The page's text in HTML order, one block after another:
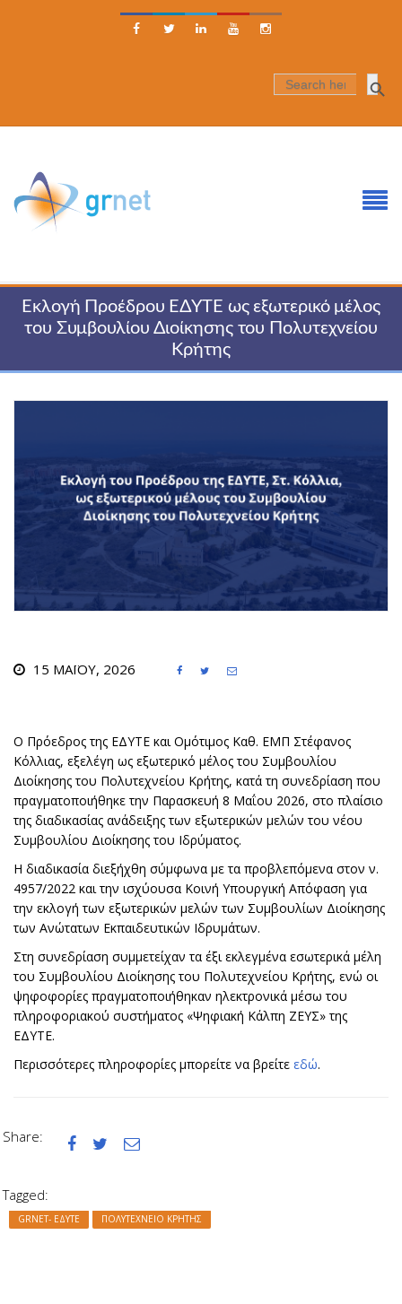
    
Εκλογή Προέδρου ΕΔΥΤΕ ως εξωτερικό μέλος
του Συμβουλίου Διοίκησης του Πολυτεχνείου
Κρήτης
15 ΜΑΪ́ΟΥ, 2026   
Ο Πρόεδρος της ΕΔΥΤΕ και Ομότιμος Καθ. ΕΜΠ Στέφανος
Κόλλιας, εξελέγη ως εξωτερικό μέλος του Συμβουλίου
Διοίκησης του Πολυτεχνείου Κρήτης, κατά τη συνεδρίαση που
πραγματοποιήθηκε την Παρασκευή 8 Μαΐου 2026, στο πλαίσιο
της διαδικασίας ανάδειξης των εξωτερικών μελών του νέου
Συμβουλίου Διοίκησης του Ιδρύματος.
Η διαδικασία διεξήχθη σύμφωνα με τα προβλεπόμενα στον ν.
4957/2022 και την ισχύουσα Κοινή Υπουργική Απόφαση για
την εκλογή των εξωτερικών μελών των Συμβουλίων Διοίκησης
των Ανώτατων Εκπαιδευτικών Ιδρυμάτων.
Στη συνεδρίαση συμμετείχαν τα έξι εκλεγμένα εσωτερικά μέλη
του Συμβουλίου Διοίκησης του Πολυτεχνείου Κρήτης, ενώ οι
ψηφοφορίες πραγματοποιήθηκαν ηλεκτρονικά μέσω του
πληροφοριακού συστήματος «Ψηφιακή Κάλπη ΖΕΥΣ» της
ΕΔΥΤΕ.
Περισσότερες πληροφορίες μπορείτε να βρείτε εδώ.
Share:   
Tagged:
GRNET- ΕΔΥΤΕ ΠΟΛΥΤΕΧΝΕΙΟ ΚΡΗΤΗΣ